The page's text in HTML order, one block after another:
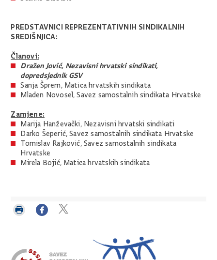
PREDSTAVNICI REPREZENTATIVNIH SINDIKALNIH
SREDIŠNJICA:
Članovi:
Dražen Jović, Nezavisni hrvatski sindikati,
dopredsjednik GSV
Sanja Šprem, Matica hrvatskih sindikata
Mladen Novosel, Savez samostalnih sindikata Hrvatske
Zamjene:
Marija Hanževački, Nezavisni hrvatski sindikati
Darko Šeperić, Savez samostalnih sindikata Hrvatske
Tomislav Rajković, Savez samostalnih sindikata
Hrvatske
Mirela Bojić, Matica hrvatskih sindikata